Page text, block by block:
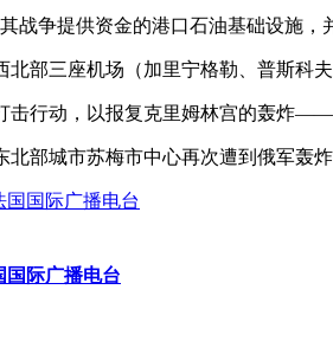
战争提供资金的港口石油基础设施，
部三座机场（加里宁格勒、普斯科
行动，以报复克里姆林宫的轰炸
部城市苏梅市中心再次遭到俄军轰
国际广播电台